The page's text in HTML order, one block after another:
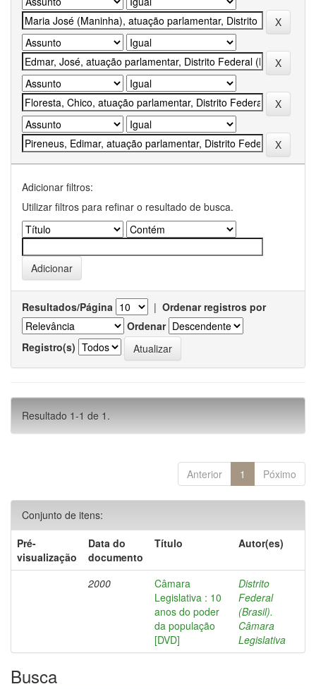
Adicionar filtros:
Utilizar filtros para refinar o resultado de busca.
Resultados/Página | Ordenar registros por
Ordenar
Registro(s)
Resultado 1-1 de 1.
Anterior 1 Póximo
Conjunto de itens:
Pré-
visualização
Data do
documento
Título Autor(es)
2000
Câmara
Legislativa : 10
anos do poder
da população
[DVD]
Distrito
Federal
(Brasil).
Câmara
Legislativa
Busca